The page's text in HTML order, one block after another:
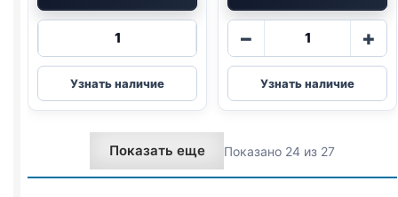
Количество
Pro
Plan
сух.
(СТЕРИЛ.,
ИНДЕЙКА)
3кг
Узнать наличие
−
Количество
Pro
Plan
сух.
1,5кг
+
Узнать наличие
Показать еще Показано 24 из 27